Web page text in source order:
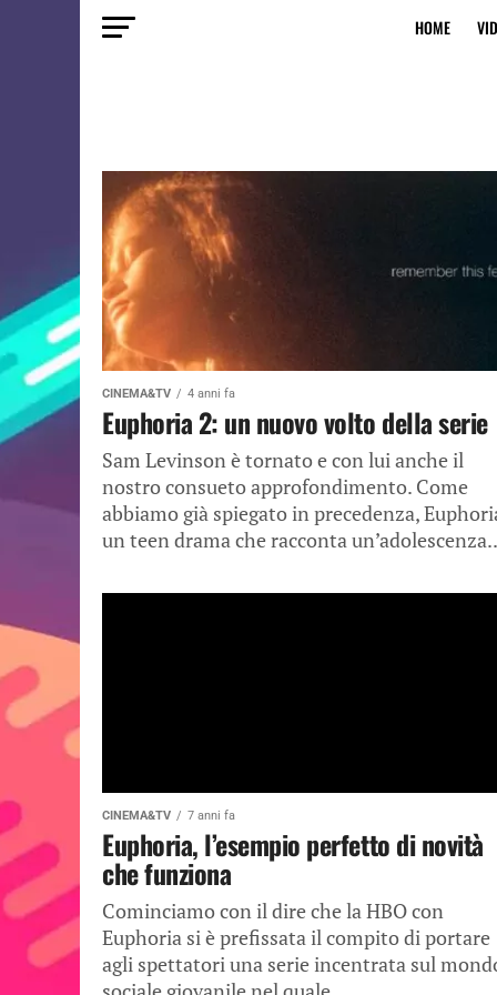
HOME
CINEMA&TV 4 anni fa
Euphoria 2: un nuovo volto della serie
Sam Levinson è tornato e con lui anche il
nostro consueto approfondimento. Come
abbiamo già spiegato in precedenza,
un teen drama che racconta
CINEMA&TV 7 anni fa
Euphoria, l’esempio perfetto di novità
che funziona
Cominciamo con il dire che la HBO con
Euphoria si è prefissata il compito di portare
agli spettatori una serie incentrata sul